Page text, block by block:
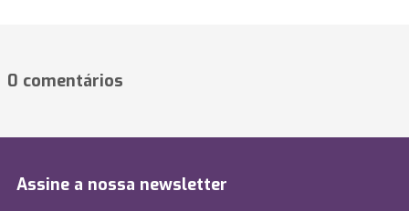
0 comentários
Assine a nossa newsletter